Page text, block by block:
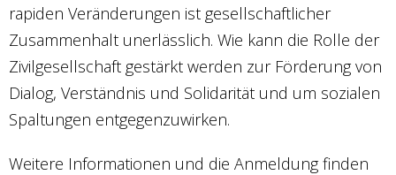
rapiden Veränderungen ist gesellschaftlicher
Zusammenhalt unerlässlich. Wie kann die Rolle der
Zivilgesellschaft gestärkt werden zur Förderung von
Dialog, Verständnis und Solidarität und um sozialen
Spaltungen entgegenzuwirken.
Weitere Informationen und die Anmeldung finden